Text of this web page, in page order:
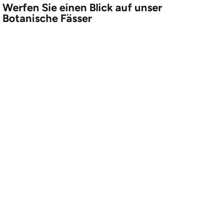
Werfen Sie einen Blick auf unser
Botanische Fässer